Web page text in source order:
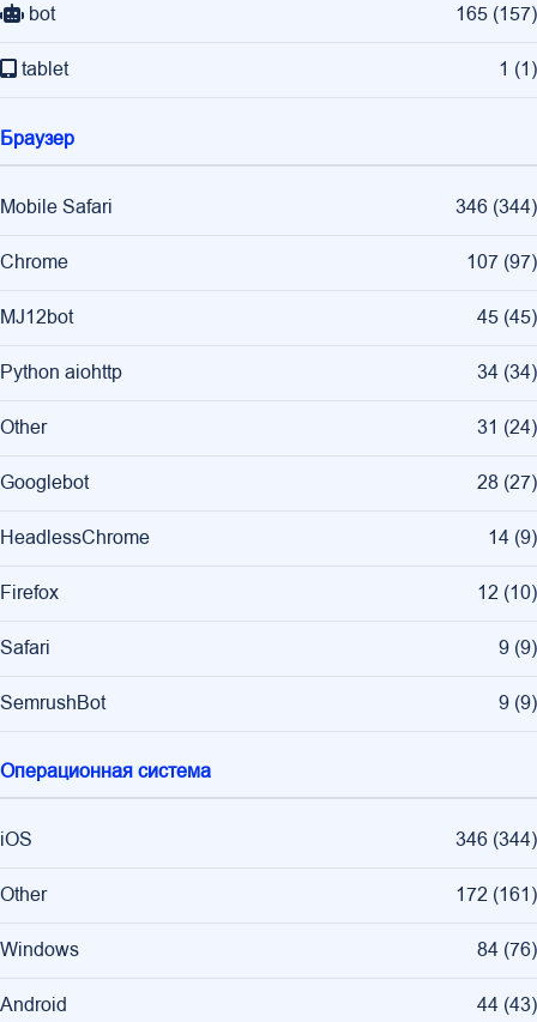
bot 165 (157)
tablet 1 (1)
Браузер
Mobile Safari 346 (344)
Chrome 107 (97)
MJ12bot 45 (45)
Python aiohttp 34 (34)
Other 31 (24)
Googlebot 28 (27)
HeadlessChrome 14 (9)
Firefox 12 (10)
Safari 9 (9)
SemrushBot 9 (9)
Операционная система
iOS 346 (344)
Other 172 (161)
Windows 84 (76)
Android 44 (43)